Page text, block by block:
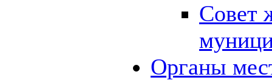
Совет
Органы